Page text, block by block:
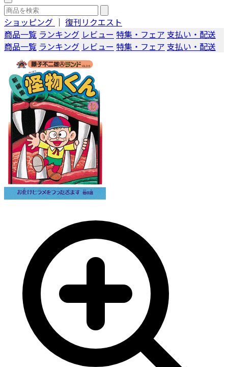
ショッピング ｜ 復刊リクエスト
商品一覧 ランキング レビュー 特集・フェア 支払い・配送
商品一覧 ランキング レビュー 特集・フェア 支払い・配送